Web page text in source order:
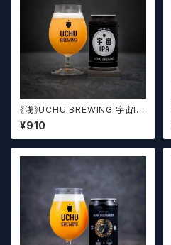
《浅》UCHU BREWING 宇宙IP
A【クラフトビール】
¥910